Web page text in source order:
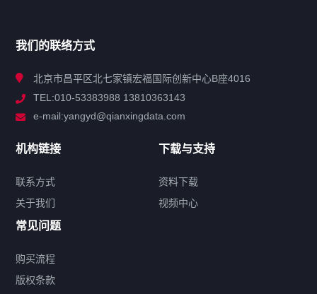
解决方案
联系方式
热门标签
我们的联络方式
北京市昌平区北七家镇宏福国际创新中心B座4016
TEL:010-53383988 13810363143
e-mail:yangyd@qianxingdata.com
机构链接
联系方式
关于我们
下载与支持
资料下载
视频中心
常见问题
购买流程
版权条款